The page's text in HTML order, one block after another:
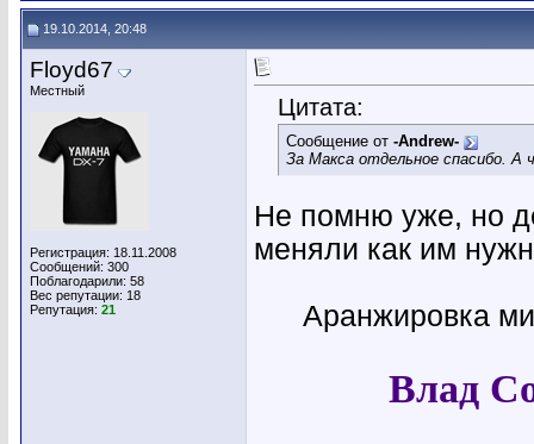
19.10.2014, 20:48
Floyd67
Местный
Регистрация: 18.11.2008
Сообщений: 300
Поблагодарили: 58
Вес репутации: 18
Репутация: 21
Цитата:
Сообщение от -Andrew-
За Макса отдельное спасибо. А
Не помню уже, но
меняли как им
Аранжировка
Влад